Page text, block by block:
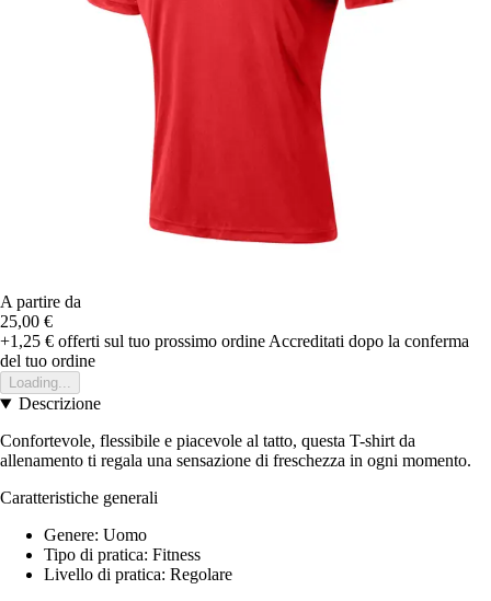
A partire da
25,00 €
+1,25 € offerti sul tuo prossimo ordine Accreditati dopo la conferma
del tuo ordine
Loading...
Descrizione
Confortevole, flessibile e piacevole al tatto, questa T-shirt da
allenamento ti regala una sensazione di freschezza in ogni momento.
Caratteristiche generali
Genere: Uomo
Tipo di pratica: Fitness
Livello di pratica: Regolare